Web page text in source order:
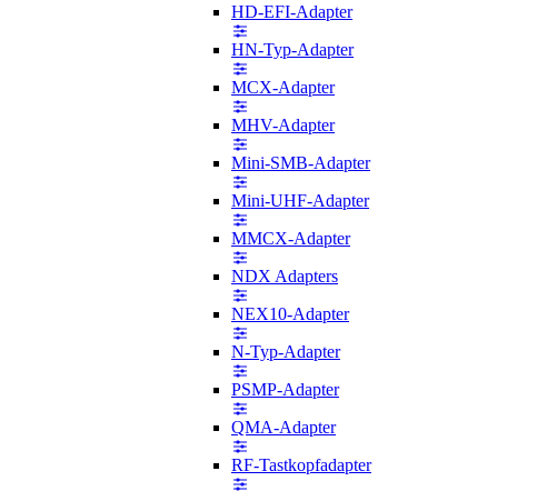
HD-EFI-Adapter
HN-Typ-Adapter
MCX-Adapter
MHV-Adapter
Mini-SMB-Adapter
Mini-UHF-Adapter
MMCX-Adapter
NDX Adapters
NEX10-Adapter
N-Typ-Adapter
PSMP-Adapter
QMA-Adapter
RF-Tastkopfadapter